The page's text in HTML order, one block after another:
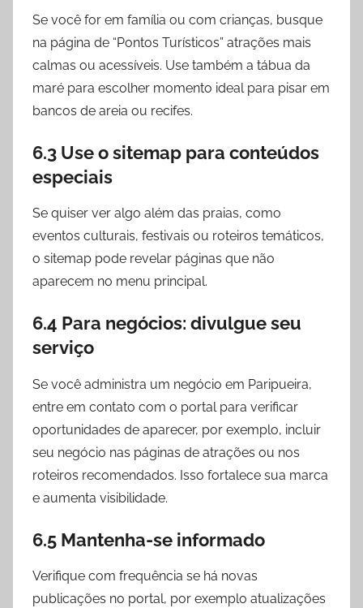
Se você for em família ou com crianças, busque
na página de “Pontos Turísticos” atrações mais
calmas ou acessíveis. Use também a tábua da
maré para escolher momento ideal para pisar em
bancos de areia ou recifes.
6.3 Use o sitemap para conteúdos
especiais
Se quiser ver algo além das praias, como
eventos culturais, festivais ou roteiros temáticos,
o sitemap pode revelar páginas que não
aparecem no menu principal.
6.4 Para negócios: divulgue seu
serviço
Se você administra um negócio em Paripueira,
entre em contato com o portal para verificar
oportunidades de aparecer, por exemplo, incluir
seu negócio nas páginas de atrações ou nos
roteiros recomendados. Isso fortalece sua marca
e aumenta visibilidade.
6.5 Mantenha-se informado
Verifique com frequência se há novas
publicações no portal, por exemplo atualizações